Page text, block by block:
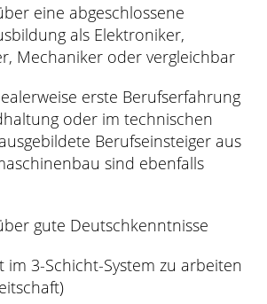
eine abgeschlossene
als Elektroniker,
Mechaniker oder vergleichbar
erste Berufserfahrung
oder im technischen
Berufseinsteiger aus
sind ebenfalls
gute Deutschkenntnisse
im 3-Schicht-System zu arbeiten